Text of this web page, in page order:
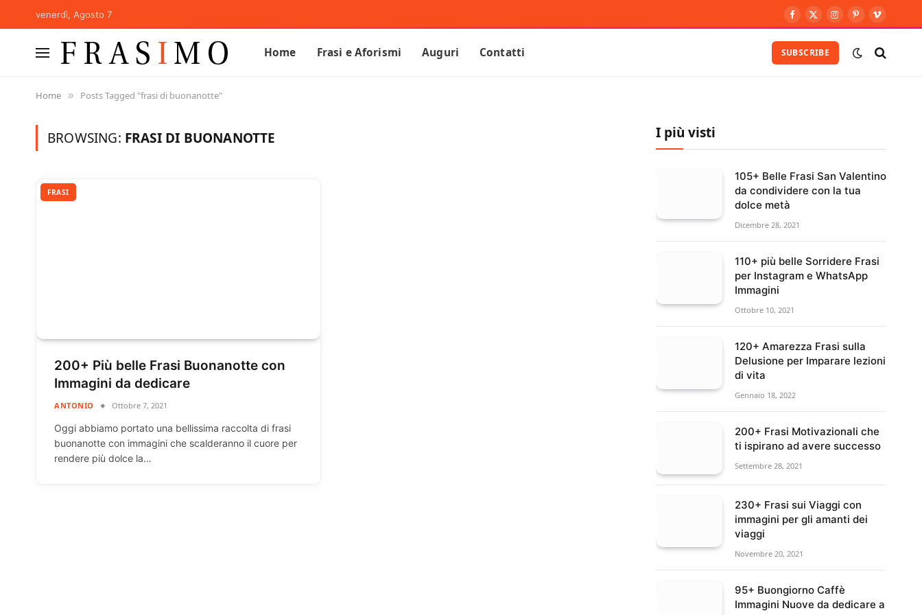
venerdì, Agosto 7
Facebook
X
Instagram
Pinterest
Vimeo
Home Frasi e Aforismi Auguri Contatti SUBSCRIBE
Home » Posts Tagged "frasi di buonanotte"
BROWSING: FRASI DI BUONANOTTE
FRASI
200+ Più belle Frasi Buonanotte con
Immagini da dedicare
ANTONIO Ottobre 7, 2021
Oggi abbiamo portato una bellissima raccolta di frasi
buonanotte con immagini che scalderanno il cuore per
rendere più dolce la…
I più visti
105+ Belle Frasi San Valentino
da condividere con la tua
dolce metà
Dicembre 28, 2021
110+ più belle Sorridere Frasi
per Instagram e WhatsApp
Immagini
Ottobre 10, 2021
120+ Amarezza Frasi sulla
Delusione per Imparare lezioni
di vita
Gennaio 18, 2022
200+ Frasi Motivazionali che
ti ispirano ad avere successo
Settembre 28, 2021
230+ Frasi sui Viaggi con
immagini per gli amanti dei
viaggi
Novembre 20, 2021
95+ Buongiorno Caffè
Immagini Nuove da dedicare a